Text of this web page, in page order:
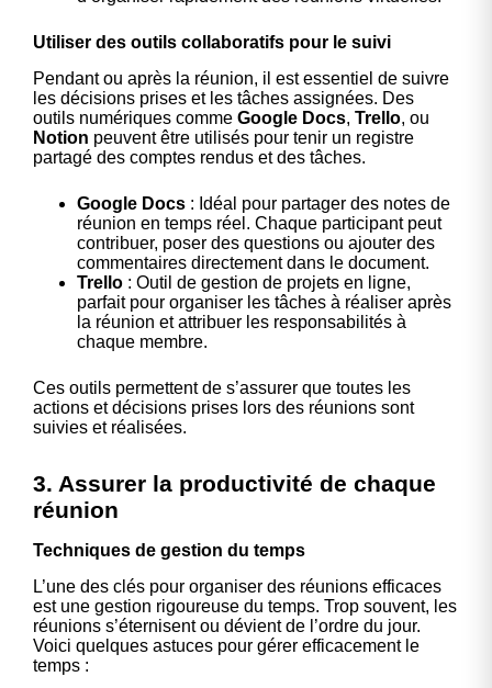
Utiliser des outils collaboratifs pour le suivi
Pendant ou après la réunion, il est essentiel de suivre
les décisions prises et les tâches assignées. Des
outils numériques comme Google Docs, Trello, ou
Notion peuvent être utilisés pour tenir un registre
partagé des comptes rendus et des tâches.
Google Docs : Idéal pour partager des notes de
réunion en temps réel. Chaque participant peut
contribuer, poser des questions ou ajouter des
commentaires directement dans le document.
Trello : Outil de gestion de projets en ligne,
parfait pour organiser les tâches à réaliser après
la réunion et attribuer les responsabilités à
chaque membre.
Ces outils permettent de s’assurer que toutes les
actions et décisions prises lors des réunions sont
suivies et réalisées.
3. Assurer la productivité de chaque
réunion
Techniques de gestion du temps
L’une des clés pour organiser des réunions efficaces
est une gestion rigoureuse du temps. Trop souvent, les
réunions s’éternisent ou dévient de l’ordre du jour.
Voici quelques astuces pour gérer efficacement le
temps :